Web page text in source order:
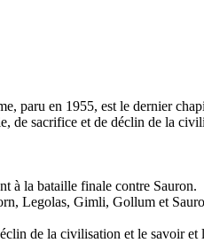
en 1955, est le dernier
de sacrifice et de déclin de la
à la bataille finale contre Sauron.
Legolas, Gimli, Gollum et
de la civilisation et le savoir et